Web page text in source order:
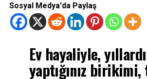
Sosyal Medya'da Paylaş
Ev hayaliyle,
yaptığınız